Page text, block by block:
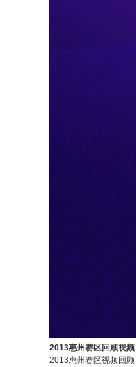
2013惠州赛区回顾视频
2013惠州赛区视频回顾